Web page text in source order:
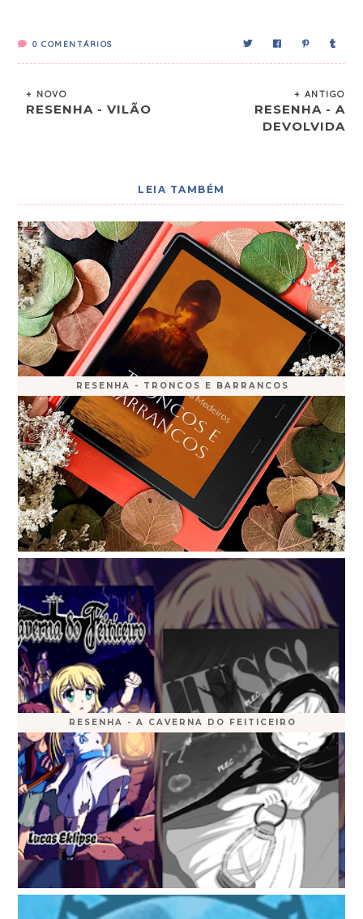
0 COMENTÁRIOS
+ NOVO
RESENHA - VILÃO
+ ANTIGO
RESENHA - A
DEVOLVIDA
LEIA TAMBÉM
RESENHA - TRONCOS E BARRANCOS
RESENHA - A CAVERNA DO FEITICEIRO